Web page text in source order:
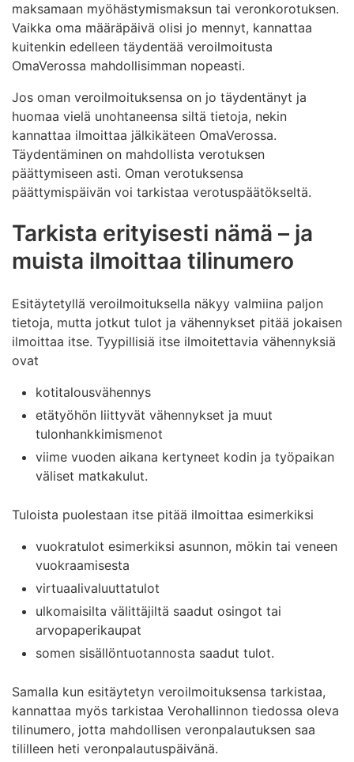
maksamaan myöhästymismaksun tai veronkorotuksen.
Vaikka oma määräpäivä olisi jo mennyt, kannattaa
kuitenkin edelleen täydentää veroilmoitusta
OmaVerossa mahdollisimman nopeasti.
Jos oman veroilmoituksensa on jo täydentänyt ja
huomaa vielä unohtaneensa siltä tietoja, nekin
kannattaa ilmoittaa jälkikäteen OmaVerossa.
Täydentäminen on mahdollista verotuksen
päättymiseen asti. Oman verotuksensa
päättymispäivän voi tarkistaa verotuspäätökseltä.
Tarkista erityisesti nämä – ja
muista ilmoittaa tilinumero
Esitäytetyllä veroilmoituksella näkyy valmiina paljon
tietoja, mutta jotkut tulot ja vähennykset pitää jokaisen
ilmoittaa itse. Tyypillisiä itse ilmoitettavia vähennyksiä
ovat
kotitalousvähennys
etätyöhön liittyvät vähennykset ja muut
tulonhankkimismenot
viime vuoden aikana kertyneet kodin ja työpaikan
väliset matkakulut.
Tuloista puolestaan itse pitää ilmoittaa esimerkiksi
vuokratulot esimerkiksi asunnon, mökin tai veneen
vuokraamisesta
virtuaalivaluuttatulot
ulkomaisilta välittäjiltä saadut osingot tai
arvopaperikaupat
somen sisällöntuotannosta saadut tulot.
Samalla kun esitäytetyn veroilmoituksensa tarkistaa,
kannattaa myös tarkistaa Verohallinnon tiedossa oleva
tilinumero, jotta mahdollisen veronpalautuksen saa
tililleen heti veronpalautuspäivänä.